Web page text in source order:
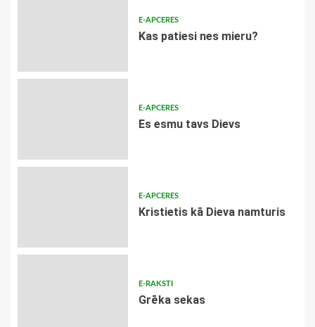
E-APCERES
​Kas patiesi nes mieru?
E-APCERES
Es esmu tavs Dievs
E-APCERES
Kristietis kā Dieva namturis
E-RAKSTI
Grēka sekas